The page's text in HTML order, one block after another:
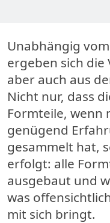
Unabhängig
ergeben sich die
aber auch aus
Nicht nur, dass
Formteile, wenn
genügend
gesammelt hat,
erfolgt: alle
ausgebaut und
was
mit sich bringt.